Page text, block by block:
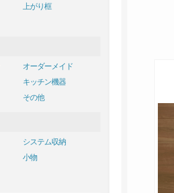
上がり框
オーダーメイド
キッチン機器
その他
システム収納
小物